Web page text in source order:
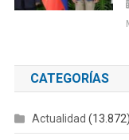
CATEGORÍAS
Actualidad (13.872)